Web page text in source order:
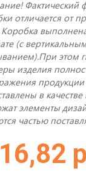
Фактический
отличается от
(с
этом
изделия
продукции
в
элементы
частью